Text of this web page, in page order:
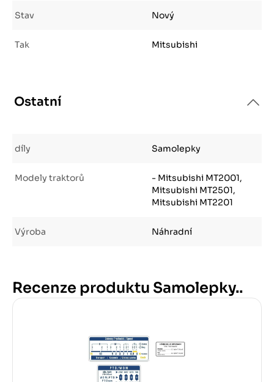
Stav Nový
Tak Mitsubishi
Ostatní
díly Samolepky
Modely traktorů
- Mitsubishi MT2001,
Mitsubishi MT2501,
Mitsubishi MT2201
Výroba Náhradní
Recenze produktu Samolepky..